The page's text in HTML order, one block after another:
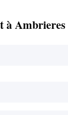
à Ambrieres